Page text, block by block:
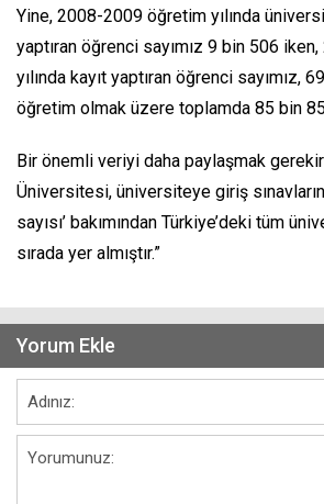
Yine, 2008-2009 öğretim yılında
yaptıran öğrenci sayımız 9 bin 506
yılında kayıt yaptıran öğrenci sayımız,
öğretim olmak üzere toplamda 85 bin
Bir önemli veriyi daha paylaşmak
Üniversitesi, üniversiteye giriş
sayısı’ bakımından Türkiye’deki tüm
sırada yer almıştır.”
Yorum Ekle